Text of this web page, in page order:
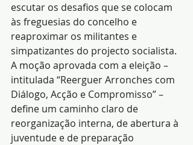
escutar os desafios que se colocam
às freguesias do concelho e
reaproximar os militantes e
simpatizantes do projecto socialista.
A moção aprovada com a eleição –
intitulada “Reerguer Arronches com
Diálogo, Acção e Compromisso” –
define um caminho claro de
reorganização interna, de abertura à
juventude e de preparação